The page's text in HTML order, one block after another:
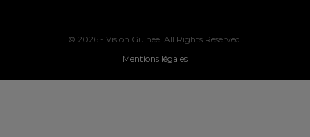
© 2026 - Vision Guinee. All Rights Reserved.
Mentions légales